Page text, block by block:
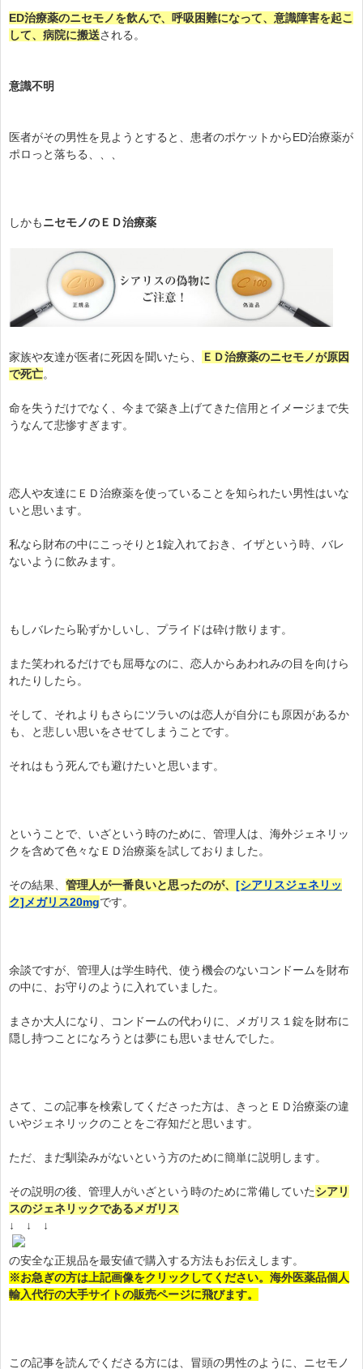
ED治療薬のニセモノを飲んで、呼吸困難になって、意識障害を起こ
して、病院に搬送される。
意識不明
医者がその男性を見ようとすると、患者のポケットからED治療薬が
ポロっと落ちる、、、
しかもニセモノのＥＤ治療薬
家族や友達が医者に死因を聞いたら、
ＥＤ治療薬のニセモノが原因
で死亡。
命を失うだけでなく、今まで築き上げてきた信用とイメージまで失
うなんて悲惨すぎます。
恋人や友達にＥＤ治療薬を使っていることを知られたい男性はいな
いと思います。
私なら財布の中にこっそりと1錠入れておき、イザという時、バレ
ないように飲みます。
もしバレたら恥ずかしいし、プライドは砕け散ります。
また笑われるだけでも屈辱なのに、恋人からあわれみの目を向けら
れたりしたら。
そして、それよりもさらにツラいのは恋人が自分にも原因があるか
も、と悲しい思いをさせてしまうことです。
それはもう死んでも避けたいと思います。
ということで、いざという時のために、管理人は、海外ジェネリッ
クを含めて色々なＥＤ治療薬を試しておりました。
その結果、 管理人が一番良いと思ったのが、 [シアリスジェネリッ
ク]メガリス20mgです。
余談ですが、管理人は学生時代、使う機会のないコンドームを財布
の中に、お守りのように入れていました。
まさか大人になり、コンドームの代わりに、メガリス１錠を財布に
隠し持つことになろうとは夢にも思いませんでした。
さて、この記事を検索してくださった方は、きっとＥＤ治療薬の違
いやジェネリックのことをご存知だと思います。
ただ、まだ馴染みがないという方のために簡単に説明します。
その説明の後、管理人がいざという時のために常備していたシアリ
スのジェネリックであるメガリス
↓ ↓ ↓
の安全な正規品を最安値で購入する方法もお伝えします。
※お急ぎの方は上記画像をクリックしてください。海外医薬品個人
輸入代行の大手サイトの販売ページに飛びます。
この記事を読んでくださる方には、冒頭の男性のように、ニセモノ